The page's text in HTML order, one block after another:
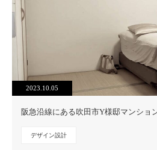
2023.10.05
阪急沿線にある吹田市Y様邸マンショ
デザイン設計